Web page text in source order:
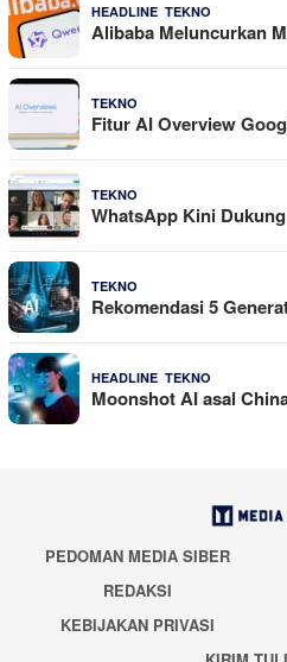
HEADLINE TEKNO
Alibaba Meluncurkan
TEKNO
Fitur AI Overview
TEKNO
WhatsApp Kini
TEKNO
Rekomendasi 5
HEADLINE TEKNO
Moonshot AI asal
PEDOMAN MEDIA SIBER
REDAKSI
KEBIJAKAN PRIVASI